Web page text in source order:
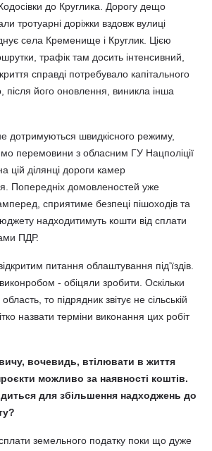
до Круглика. Дорогу дещо
тротуарні доріжки вздовж вулиці
села Кременище і Круглик. Цією
трафік там досить інтенсивний,
справді потребувало капітального
після його оновлення, виникла інша
дотримуються швидкісного режиму,
перемовини з обласним ГУ Нацполіції
цій ділянці дороги камер
Попередніх домовленостей уже
сприятиме безпеці пішоходів та
надходитимуть кошти від сплати
ПДР.
питання облаштування під'їздів.
- обіцяли зробити. Оскільки
то підрядник звітує не сільській
назвати терміни виконання цих робіт
вочевидь, втілювати в життя
можливо за наявності коштів.
для збільшення надходжень до
земельного податку поки що дуже